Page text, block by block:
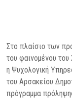
Στο πλαίσιο των
του φαινομένου
η Ψυχολογική
του Αρσακείου
πρόγραμμα